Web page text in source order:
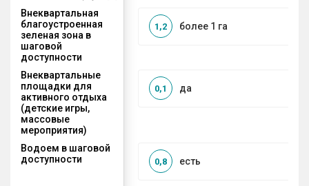
Внеквартальная
благоустроенная
зеленая зона в
шаговой
доступности
более 1 га
1,2
Внеквартальные
площадки для
активного отдыха
(детские игры,
массовые
мероприятия)
да
0,1
Водоем в шаговой
доступности
есть
0,8